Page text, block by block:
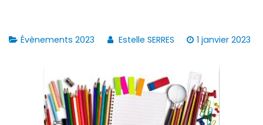
Évènements 2023 Estelle SERRES 1 janvier 2023